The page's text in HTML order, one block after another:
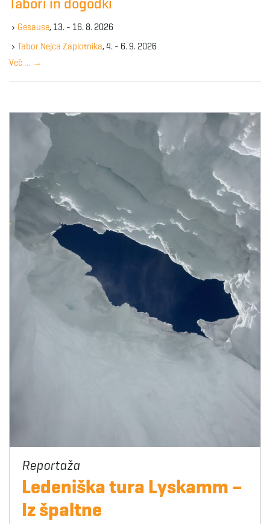
e
y
w
r
Tabori in dogodki
Gesause, 13. - 16. 8. 2026
Tabor Nejca Zaplotnika, 4. - 6. 9. 2026
Več … →
Ledeniška tura Lyskamm –
Iz špaltne